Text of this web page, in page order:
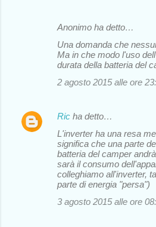
Anonimo ha detto…
Una domanda che
Ma in che modo l'uso
durata della batteria del
2 agosto 2015 alle ore
Ric ha detto…
L'inverter ha una resa
significa che una parte
batteria del camper
sarà il consumo
colleghiamo all'inverter,
parte di energia "persa")
3 agosto 2015 alle ore